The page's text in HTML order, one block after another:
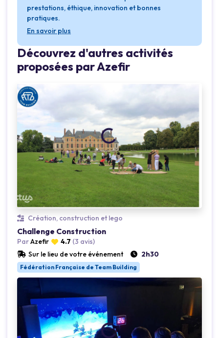
prestations, éthique, innovation et bonnes
pratiques.
En savoir plus
Découvrez d'autres activités
proposées par AzefirLoading...
Création, construction et lego
Challenge Construction
ParAzefir 4.7 (3 avis)
Sur le lieu de votre événement
2h30
Fédération Française de Team Building
Loading...